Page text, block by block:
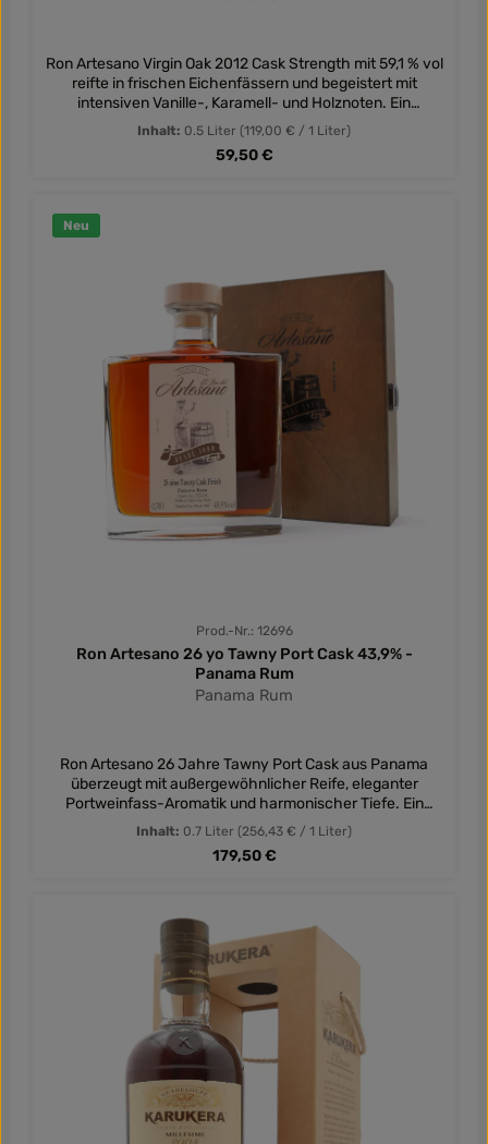
Ron Artesano Virgin Oak 2012 Cask Strength mit 59,1 % vol
reifte in frischen Eichenfässern und begeistert mit
intensiven Vanille-, Karamell- und Holznoten. Ein
kraftvoller Premium-Rum aus Panama in Fassstärke.
Inhalt: 0.5 Liter (119,00 € / 1 Liter)
Regulärer Preis:
59,50 €
Neu
Prod.-Nr.: 12696
Ron Artesano 26 yo Tawny Port Cask 43,9% -
Panama Rum
Panama Rum
Ron Artesano 26 Jahre Tawny Port Cask aus Panama
überzeugt mit außergewöhnlicher Reife, eleganter
Portweinfass-Aromatik und harmonischer Tiefe. Ein
exklusiver Premium-Rum für anspruchsvolle Genießer.
Inhalt: 0.7 Liter (256,43 € / 1 Liter)
Regulärer Preis:
179,50 €